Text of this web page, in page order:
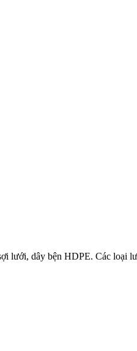
sợi lưới, dây bện HDPE.